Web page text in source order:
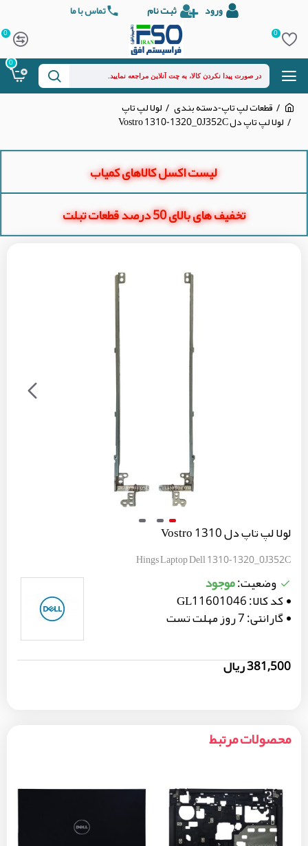
ورود ثبت نام تماس با ما
0
0
0
قطعات لپ تاپ-دسته بندی لولا لپ تاپ
لولا لپ تاپ دل Vostro 1310-1320_0J352C
لیست اکسل کالاهای کمیاب
تخفیف های بالای 50 درصد قطعات تبلت
لولا لپ تاپ دل Vostro 1310
Hings Laptop Dell 1310-1320_0J352C
وضعیت:موجود
کد کالا:GL11601046
گارانتی:7 روز مهلت تست
381,500 ریال
محصولات مرتبط